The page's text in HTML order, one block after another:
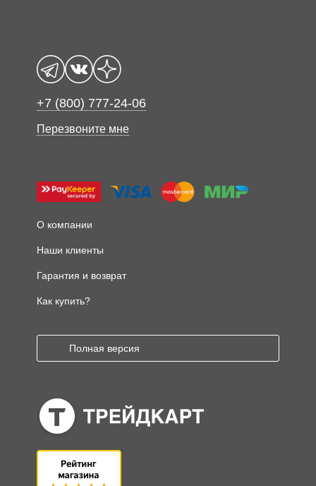
+7 (800) 777-24-06
Перезвоните мне
О компании
Наши клиенты
Гарантия и возврат
Как купить?
Полная версия